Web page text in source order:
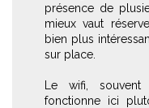
présence de
mieux vaut
bien plus
sur place.
Le wifi, souvent
fonctionne ici